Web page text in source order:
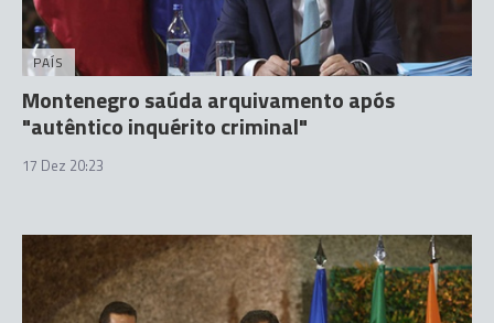
PAÍS
Montenegro saúda arquivamento após
"autêntico inquérito criminal"
17 Dez 20:23